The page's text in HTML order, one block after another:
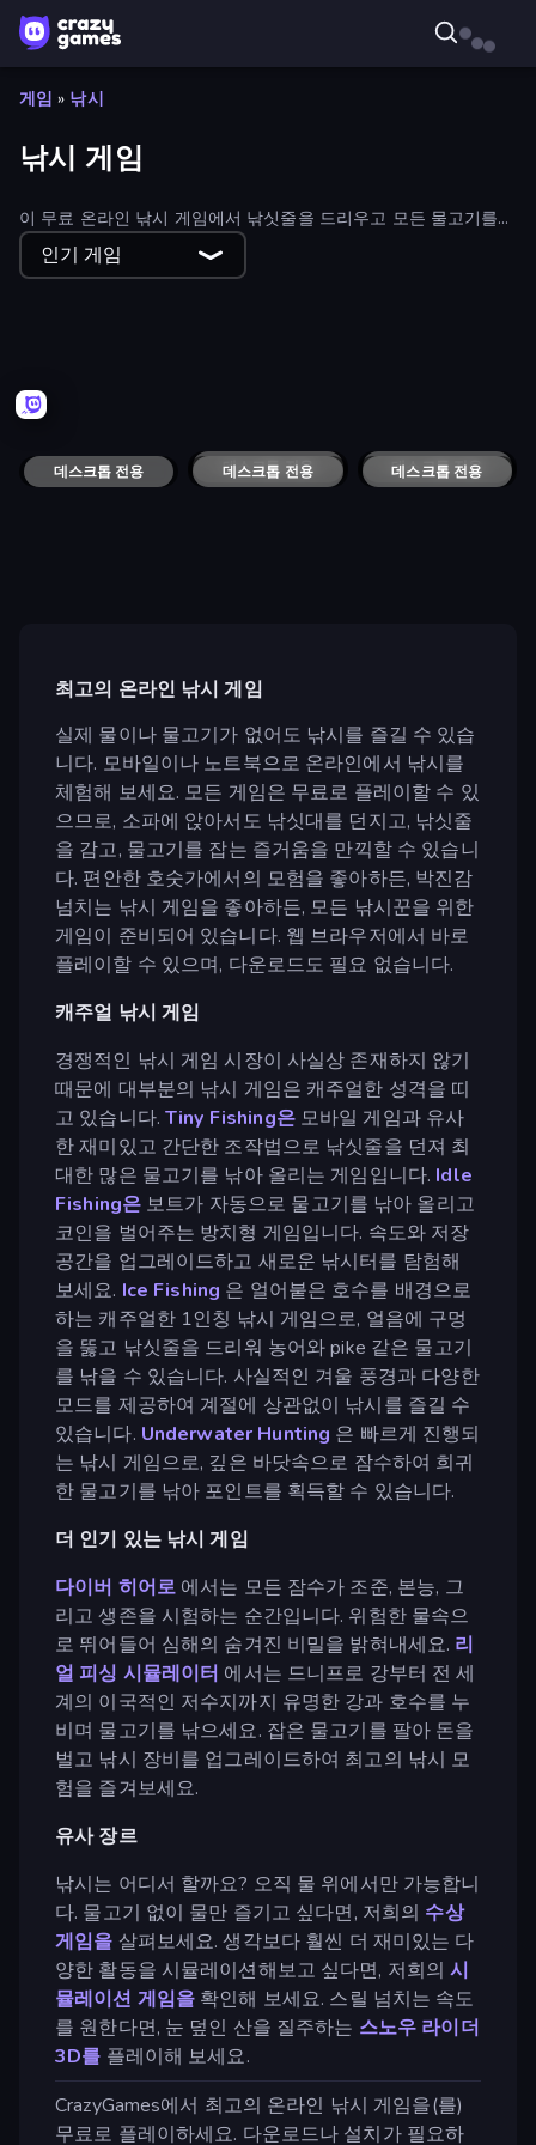
게임 » 낚시
낚시 게임
이 무료 온라인 낚시 게임에서 낚싯줄을 드리우고 모든 물고기를
잡아보세요! 낚싯대가 필요 없습니다.
인기 게임
Fish Orbit Ice Fishing
Penguin Restaurant Big Catch Idle Fishing
Catty's Fishing Day Fishing.io Fishing Clicker 3D
Beach Business Fishland Word Fishing
Diver Hero 데스크톱 전용
All Out 데스크톱 전용
데스크톱 전용
Captains Idle 데스크톱 전용
Fisherman Life 데스크톱 전용
최고의 온라인 낚시 게임
실제 물이나 물고기가 없어도 낚시를 즐길 수 있습
니다. 모바일이나 노트북으로 온라인에서 낚시를
체험해 보세요. 모든 게임은 무료로 플레이할 수 있
으므로, 소파에 앉아서도 낚싯대를 던지고, 낚싯줄
을 감고, 물고기를 잡는 즐거움을 만끽할 수 있습니
다. 편안한 호숫가에서의 모험을 좋아하든, 박진감
넘치는 낚시 게임을 좋아하든, 모든 낚시꾼을 위한
게임이 준비되어 있습니다. 웹 브라우저에서 바로
플레이할 수 있으며, 다운로드도 필요 없습니다.
캐주얼 낚시 게임
경쟁적인 낚시 게임 시장이 사실상 존재하지 않기
때문에 대부분의 낚시 게임은 캐주얼한 성격을 띠
고 있습니다.Tiny Fishing은모바일 게임과 유사
한 재미있고 간단한 조작법으로 낚싯줄을 던져 최
대한 많은 물고기를 낚아 올리는 게임입니다. Idle
Fishing은 보트가 자동으로 물고기를 낚아 올리고
코인을 벌어주는 방치형 게임입니다. 속도와 저장
공간을 업그레이드하고 새로운 낚시터를 탐험해
보세요. Ice Fishing 은 얼어붙은 호수를 배경으로
하는 캐주얼한 1인칭 낚시 게임으로, 얼음에 구멍
을 뚫고 낚싯줄을 드리워 농어와 pike 같은 물고기
를 낚을 수 있습니다. 사실적인 겨울 풍경과 다양한
모드를 제공하여 계절에 상관없이 낚시를 즐길 수
있습니다. Underwater Hunting 은 빠르게 진행되
는 낚시 게임으로, 깊은 바닷속으로 잠수하여 희귀
한 물고기를 낚아 포인트를 획득할 수 있습니다.
더 인기 있는 낚시 게임
다이버 히어로에서는 모든 잠수가 조준, 본능, 그
리고 생존을 시험하는 순간입니다. 위험한 물속으
로 뛰어들어 심해의 숨겨진 비밀을 밝혀내세요. 리
얼 피싱 시뮬레이터 에서는 드니프로 강부터 전 세
계의 이국적인 저수지까지 유명한 강과 호수를 누
비며 물고기를 낚으세요. 잡은 물고기를 팔아 돈을
벌고 낚시 장비를 업그레이드하여 최고의 낚시 모
험을 즐겨보세요.
유사 장르
낚시는 어디서 할까요? 오직 물 위에서만 가능합니
다. 물고기 없이 물만 즐기고 싶다면, 저희의 수상
게임을 살펴보세요. 생각보다 훨씬 더 재미있는 다
양한 활동을 시뮬레이션해보고 싶다면, 저희의시
뮬레이션 게임을 확인해 보세요. 스릴 넘치는 속도
를 원한다면, 눈 덮인 산을 질주하는 스노우 라이더
3D를 플레이해 보세요.
CrazyGames에서 최고의 온라인 낚시 게임을(를)
무료로 플레이하세요. 다운로드나 설치가 필요하